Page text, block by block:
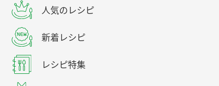
人気のレシピ
新着レシピ
レシピ特集